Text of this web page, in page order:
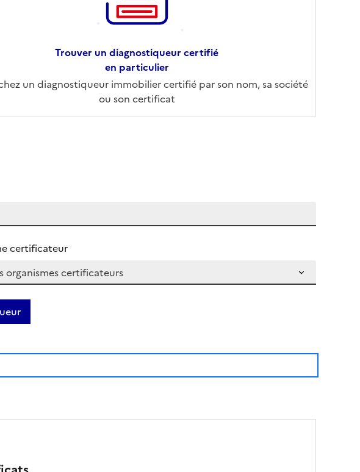
Trouver un diagnostiqueur certifié
en particulier
un diagnostiqueur immobilier certifié par son nom, sa société
ou son certificat
certificateur